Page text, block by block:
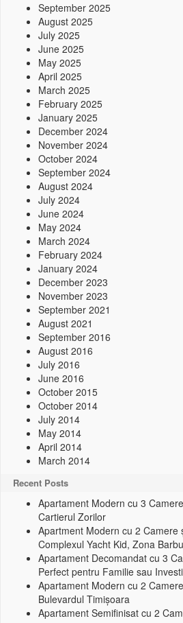
September 2025
August 2025
July 2025
June 2025
May 2025
April 2025
March 2025
February 2025
January 2025
December 2024
November 2024
October 2024
September 2024
August 2024
July 2024
June 2024
May 2024
March 2024
February 2024
January 2024
December 2023
November 2023
September 2021
August 2021
September 2016
August 2016
July 2016
June 2016
October 2015
October 2014
July 2014
May 2014
April 2014
March 2014
Recent Posts
Apartament Modern cu 3
Cartierul Zorilor
Apartment Modern cu 2 Camere
Complexul Yacht Kid, Zona
Apartament Decomandat cu 3
Perfect pentru Familie sau
Apartament Modern cu 2
Bulevardul Timișoara
Apartament Semifinisat cu 2